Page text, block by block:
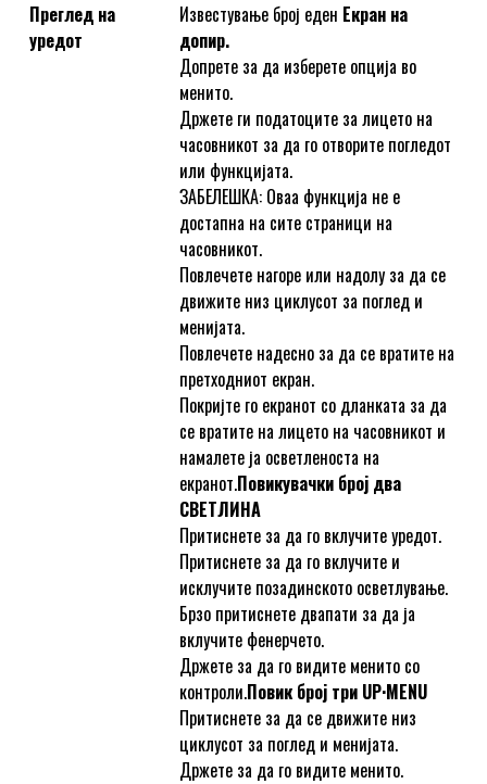
Преглед на
уредот
Известување број еден Екран на
допир.
Допрете за да изберете опција во
менито.
Држете ги податоците за лицето на
часовникот за да го отворите погледот
или функцијата.
ЗАБЕЛЕШКА: Оваа функција не е
достапна на сите страници на
часовникот.
Повлечете нагоре или надолу за да се
движите низ циклусот за поглед и
менијата.
Повлечете надесно за да се вратите на
претходниот екран.
Покријте го екранот со дланката за да
се вратите на лицето на часовникот и
намалете ја осветленоста на
екранот.Повикувачки број два
СВЕТЛИНА
Притиснете за да го вклучите уредот.
Притиснете за да го вклучите и
исклучите позадинското осветлување.
Брзо притиснете двапати за да ја
вклучите фенерчето.
Држете за да го видите менито со
контроли.Повик број три UP·MENU
Притиснете за да се движите низ
циклусот за поглед и менијата.
Држете за да го видите менито.